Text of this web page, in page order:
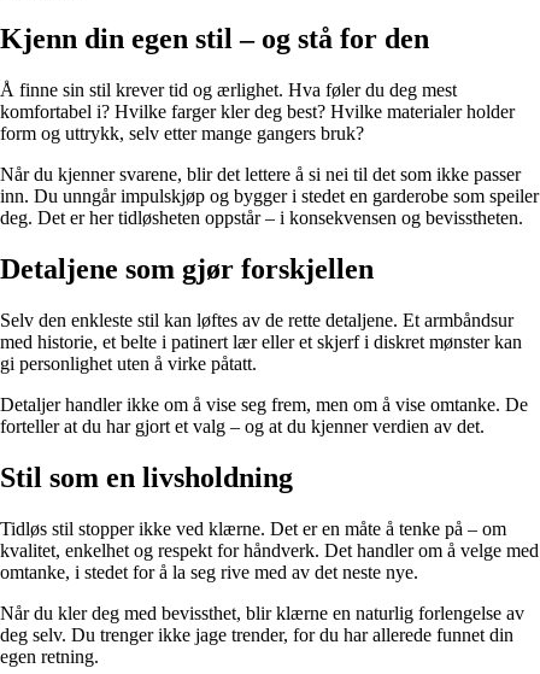
Kjenn din egen stil – og stå for den
Å finne sin stil krever tid og ærlighet. Hva føler du deg mest
komfortabel i? Hvilke farger kler deg best? Hvilke materialer holder
form og uttrykk, selv etter mange gangers bruk?
Når du kjenner svarene, blir det lettere å si nei til det som ikke passer
inn. Du unngår impulskjøp og bygger i stedet en garderobe som speiler
deg. Det er her tidløsheten oppstår – i konsekvensen og bevisstheten.
Detaljene som gjør forskjellen
Selv den enkleste stil kan løftes av de rette detaljene. Et armbåndsur
med historie, et belte i patinert lær eller et skjerf i diskret mønster kan
gi personlighet uten å virke påtatt.
Detaljer handler ikke om å vise seg frem, men om å vise omtanke. De
forteller at du har gjort et valg – og at du kjenner verdien av det.
Stil som en livsholdning
Tidløs stil stopper ikke ved klærne. Det er en måte å tenke på – om
kvalitet, enkelhet og respekt for håndverk. Det handler om å velge med
omtanke, i stedet for å la seg rive med av det neste nye.
Når du kler deg med bevissthet, blir klærne en naturlig forlengelse av
deg selv. Du trenger ikke jage trender, for du har allerede funnet din
egen retning.